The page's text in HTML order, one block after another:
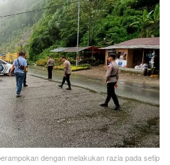
dengan melakukan razia pada setip